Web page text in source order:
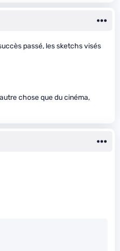
passé, les sketchs visés
autre chose que du cinéma,